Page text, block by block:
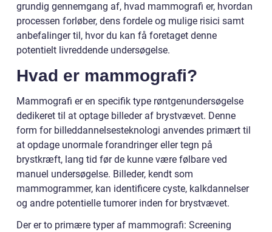
grundig gennemgang af, hvad mammografi er, hvordan
processen forløber, dens fordele og mulige risici samt
anbefalinger til, hvor du kan få foretaget denne
potentielt livreddende undersøgelse.
Hvad er mammografi?
Mammografi er en specifik type røntgenundersøgelse
dedikeret til at optage billeder af brystvævet. Denne
form for billeddannelsesteknologi anvendes primært til
at opdage unormale forandringer eller tegn på
brystkræft, lang tid før de kunne være følbare ved
manuel undersøgelse. Billeder, kendt som
mammogrammer, kan identificere cyste, kalkdannelser
og andre potentielle tumorer inden for brystvævet.
Der er to primære typer af mammografi: Screening